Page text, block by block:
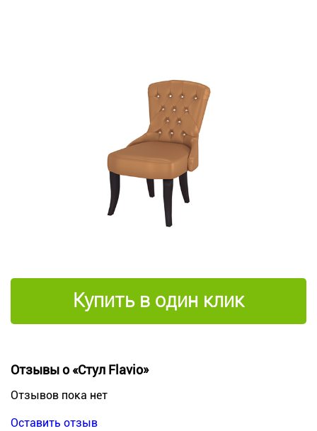
Купить в один клик
Отзывы о «Стул Flavio»
Отзывов пока нет
Оставить отзыв